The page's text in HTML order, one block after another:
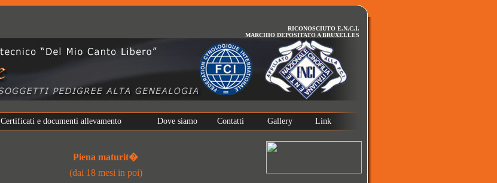
RICONOSCIUTO E.N.C.I.
MARCHIO DEPOSITATO A BRUXELLES
Certificati e documenti allevamento Dove siamo Contatti Gallery Link
Piena maturit�
(dai 18 mesi in poi)